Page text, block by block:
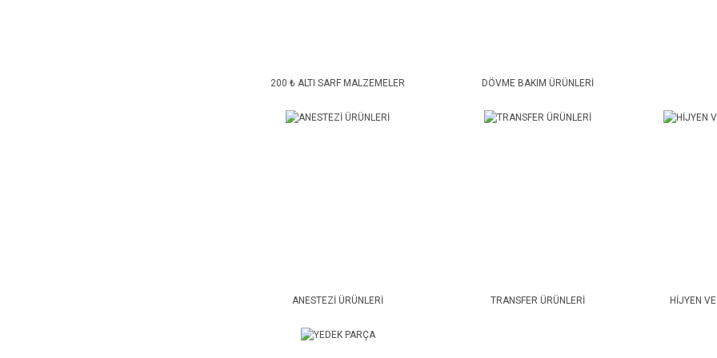
200 ₺ ALTI SARF MALZEMELER DÖVME BAKIM ÜRÜNLERİ
ANESTEZİ ÜRÜNLERİ TRANSFER ÜRÜNLERİ HİJYEN